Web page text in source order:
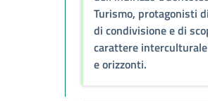
Turismo, protagonisti
di condivisione e di
carattere
e orizzonti.